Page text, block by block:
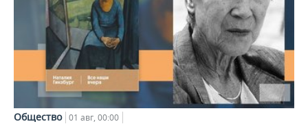
Общество 01 авг, 00:00